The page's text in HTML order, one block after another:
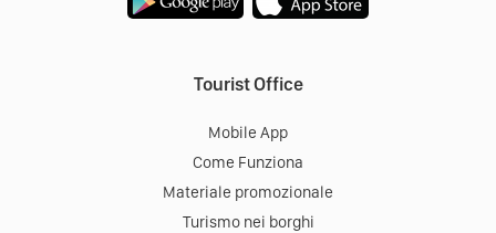
Tourist Office
Mobile App
Come Funziona
Materiale promozionale
Turismo nei borghi